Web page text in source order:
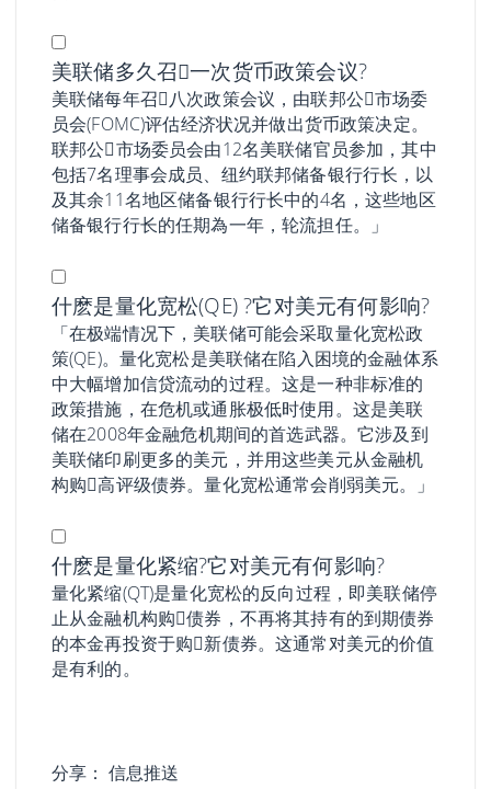
美联储多久召𫔭一次货币政策会议?
美联储每年召𫔭八次政策会议，由联邦公𫔭市场委
员会(FOMC)评估经济状况并做出货币政策决定。
联邦公𫔭市场委员会由12名美联储官员参加，其中
包括7名理事会成员、纽约联邦储备银行行长，以
及其余11名地区储备银行行长中的4名，这些地区
储备银行行长的任期為一年，轮流担任。」
什麽是量化宽松(QE) ?它对美元有何影响?
「在极端情况下，美联储可能会采取量化宽松政
策(QE)。量化宽松是美联储在陷入困境的金融体系
中大幅增加信贷流动的过程。这是一种非标准的
政策措施，在危机或通胀极低时使用。这是美联
储在2008年金融危机期间的首选武器。它涉及到
美联储印刷更多的美元，并用这些美元从金融机
构购𧹒高评级债券。量化宽松通常会削弱美元。」
什麽是量化紧缩?它对美元有何影响?
量化紧缩(QT)是量化宽松的反向过程，即美联储停
止从金融机构购𧹒债券，不再将其持有的到期债券
的本金再投资于购𧹒新债券。这通常对美元的价值
是有利的。
分享： 信息推送